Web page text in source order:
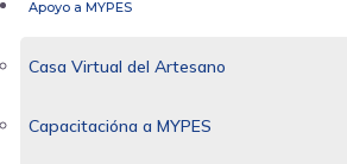
Apoyo a MYPES
Casa Virtual del Artesano
Capacitacióna a MYPES